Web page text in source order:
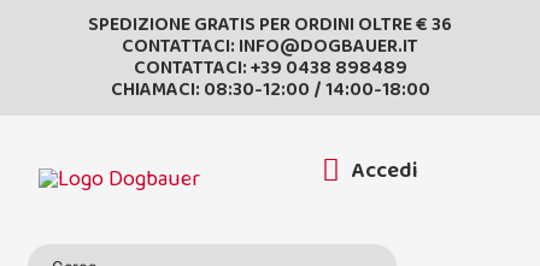
SPEDIZIONE GRATIS PER ORDINI OLTRE € 36
CONTATTACI: INFO@DOGBAUER.IT
CONTATTACI:+39 0438 898489
CHIAMACI: 08:30-12:00 / 14:00-18:00
Accedi